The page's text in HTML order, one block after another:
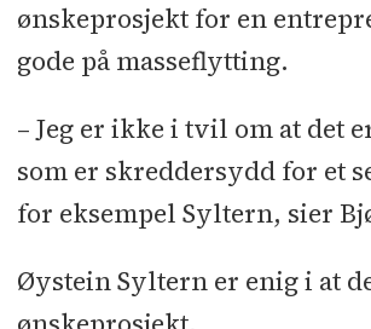
ønskeprosjekt for en
gode på masseflytting.
– Jeg er ikke i tvil om at det
som er skreddersydd for et
for eksempel Syltern, sier
Øystein Syltern er enig i at